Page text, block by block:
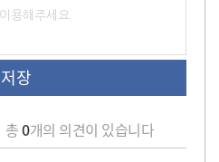
총0개의 의견이 있습니다